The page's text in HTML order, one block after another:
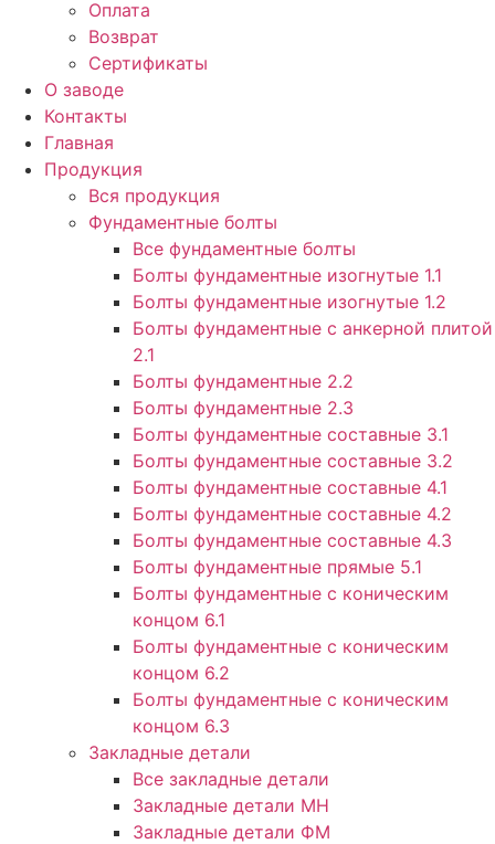
Оплата
Возврат
Сертификаты
О заводе
Контакты
Главная
Продукция
Вся продукция
Фундаментные болты
Все фундаментные болты
Болты фундаментные изогнутые 1.1
Болты фундаментные изогнутые 1.2
Болты фундаментные с анкерной плитой
2.1
Болты фундаментные 2.2
Болты фундаментные 2.3
Болты фундаментные составные 3.1
Болты фундаментные составные 3.2
Болты фундаментные составные 4.1
Болты фундаментные составные 4.2
Болты фундаментные составные 4.3
Болты фундаментные прямые 5.1
Болты фундаментные с коническим
концом 6.1
Болты фундаментные с коническим
концом 6.2
Болты фундаментные с коническим
концом 6.3
Закладные детали
Все закладные детали
Закладные детали МН
Закладные детали ФМ